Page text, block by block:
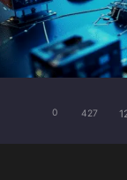
0 427